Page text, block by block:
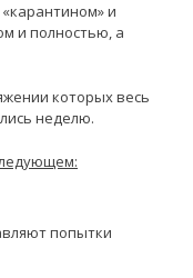
и
и полностью, а
которых весь
неделю.
попытки